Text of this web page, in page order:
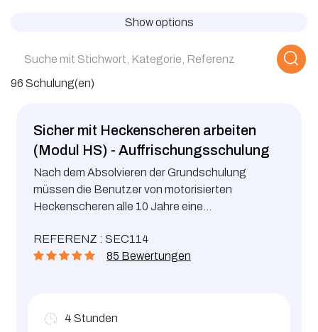
Show options
96 Schulung(en)
Sicher mit Heckenscheren arbeiten
(Modul HS) - Auffrischungsschulung
Nach dem Absolvieren der Grundschulung
müssen die Benutzer von motorisierten
Heckenscheren alle 10 Jahre eine
REFERENZ : SEC114
85 Bewertungen
4 Stunden